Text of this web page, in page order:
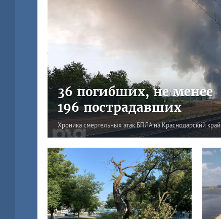
36 погибших, не менее
196 пострадавших
Хроника смертельных атак БПЛА на Краснодарский край